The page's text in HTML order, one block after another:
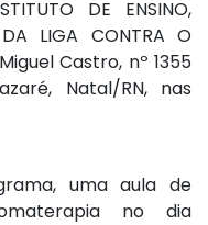
DE ENSINO,
LIGA CONTRA O
Castro, nº 1355
Natal/RN, nas
uma aula de
no dia